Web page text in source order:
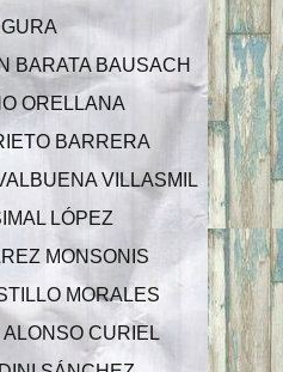
BARATA BAUSACH
ORELLANA
BARRERA
VILLASMIL
LÓPEZ
MONSONIS
MORALES
CURIEL